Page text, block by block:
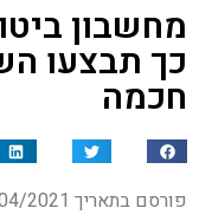
מחשבון
כך תבצעו
חכמה
פורסם בתאריך 28/04/2021